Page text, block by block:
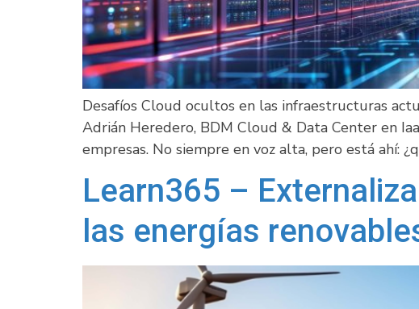
Desafíos Cloud ocultos en las infraestructuras
Adrián Heredero, BDM Cloud & Data Center en
empresas. No siempre en voz alta, pero está ahí:
Learn365 –
las energías